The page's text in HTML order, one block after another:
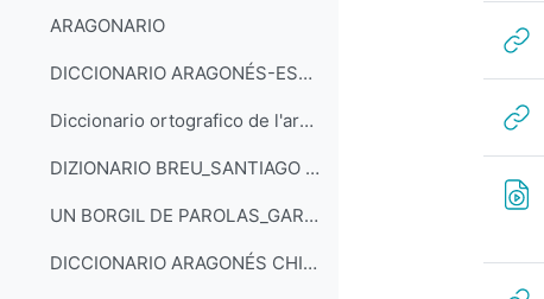
ARAGONARIO
DICCIONARIO ARAGONÉS-ESPAÑOL
Diccionario ortografico de l'aragonés
DIZIONARIO BREU_SANTIAGO BAL PALAZIOS
UN BORGIL DE PAROLAS_GARCÉS Y RODÉS
DICCIONARIO ARAGONÉS CHISTABÍN-CASTELLANO_BLAS/ROMANOS